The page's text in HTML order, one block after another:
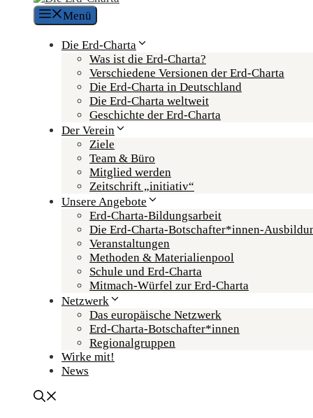
Menü
Die Erd-Charta
Was ist die Erd-Charta?
Verschiedene Versionen der Erd-Charta
Die Erd-Charta in Deutschland
Die Erd-Charta weltweit
Geschichte der Erd-Charta
Der Verein
Ziele
Team & Büro
Mitglied werden
Zeitschrift „initiativ“
Unsere Angebote
Erd-Charta-Bildungsarbeit
Die Erd-Charta-Botschafter­*innen-
Veranstaltungen
Methoden & Materialienpool
Schule und Erd-Charta
Mitmach-Würfel zur Erd-Charta
Netzwerk
Das europäische Netzwerk
Erd-Charta-Botschafter­*innen
Regional­gruppen
Wirke mit!
News